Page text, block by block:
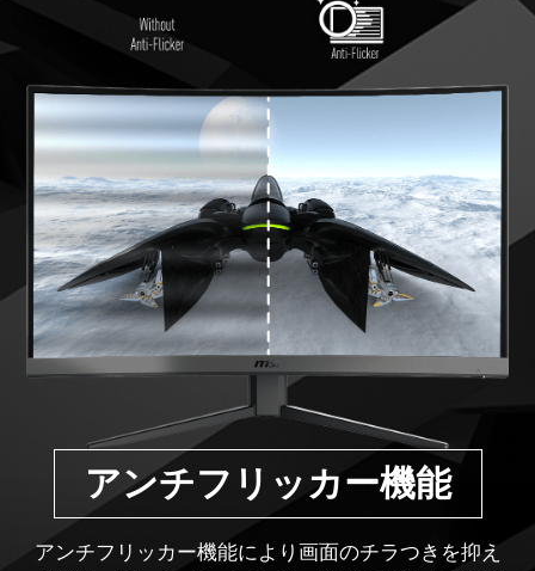
アンチフリッカー機能
アンチフリッカー機能により画面のチラつきを抑え